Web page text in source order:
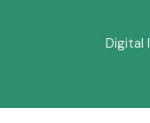
Digital